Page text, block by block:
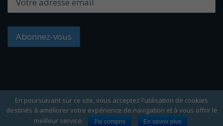
Copyright Edflex © 2024 -Editorial-CGU-Cookies
En poursuivant sur ce site, vous acceptez l'utilisation de cookies
destinés à améliorer votre expérience de navigation et à vous offrir le
meilleur service.
J'ai compris En savoir plus